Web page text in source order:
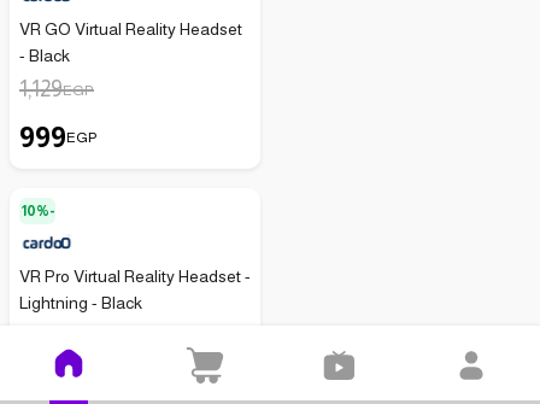
VR GO Virtual Reality Headset
- Black
1,129EGP
999EGP
10%-
VR Pro Virtual Reality Headset -
Lightning - Black
1,519